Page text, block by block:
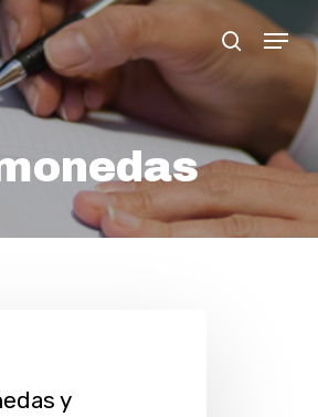
search
Menu
y
Close
Menu